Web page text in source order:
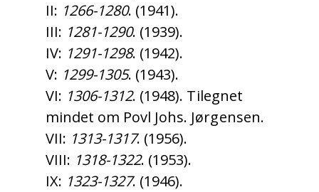
II: 1266-1280. (1941).
III: 1281-1290. (1939).
IV: 1291-1298. (1942).
V: 1299-1305. (1943).
VI: 1306-1312. (1948). Tilegnet
mindet om Povl Johs. Jørgensen.
VII: 1313-1317. (1956).
VIII: 1318-1322. (1953).
IX: 1323-1327. (1946).